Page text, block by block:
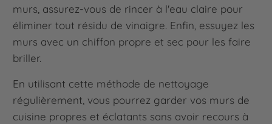
murs, assurez-vous de rincer à l'eau claire pour
éliminer tout résidu de vinaigre. Enfin, essuyez les
murs avec un chiffon propre et sec pour les faire
briller.
En utilisant cette méthode de nettoyage
régulièrement, vous pourrez garder vos murs de
cuisine propres et éclatants sans avoir recours à